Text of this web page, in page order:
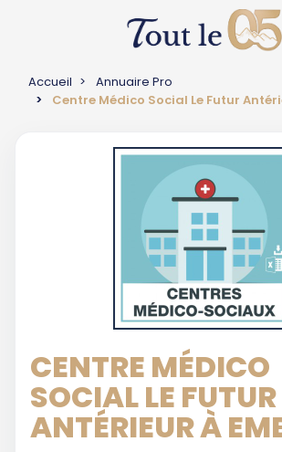
Accueil
Annuaire Pro
Centre Médico Social Le Futur
CENTRE MÉDICO
SOCIAL LE FUTUR
ANTÉRIEUR À